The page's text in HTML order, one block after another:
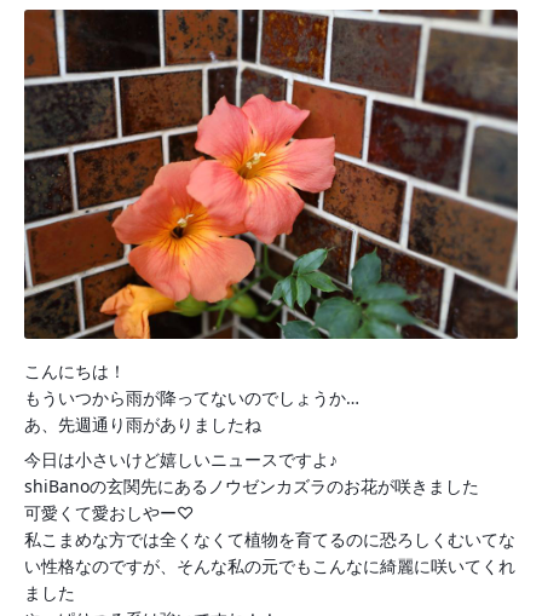
こんにちは！
もういつから雨が降ってないのでしょうか…
あ、先週通り雨がありましたね
今日は小さいけど嬉しいニュースですよ♪
shiBanoの玄関先にあるノウゼンカズラのお花が咲きました
可愛くて愛おしやー♡
私こまめな方では全くなくて植物を育てるのに恐ろしくむいてな
い性格なのですが、そんな私の元でもこんなに綺麗に咲いてくれ
ました